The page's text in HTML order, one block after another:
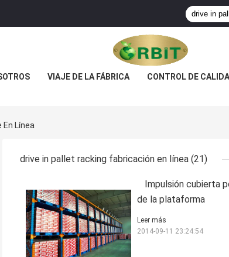
VIAJE DE LA FÁBRICA CONTROL DE
En Línea
drive in pallet racking fabricación en línea (21)
Impulsión cubierta
de la plataforma
Leer más
2014-09-11 23:24:54